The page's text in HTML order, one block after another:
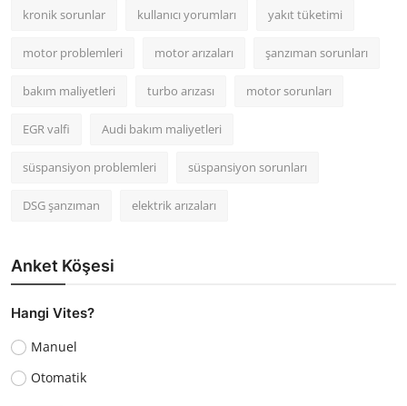
kronik sorunlar kullanıcı yorumları yakıt tüketimi
motor problemleri motor arızaları şanzıman sorunları
bakım maliyetleri turbo arızası motor sorunları
EGR valfi Audi bakım maliyetleri
süspansiyon problemleri süspansiyon sorunları
DSG şanzıman elektrik arızaları
Anket Köşesi
Hangi Vites?
Manuel
Otomatik